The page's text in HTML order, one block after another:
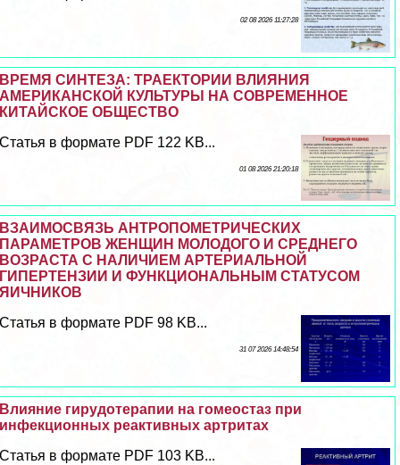
02 08 2026 11:27:28
ВРЕМЯ СИНТЕЗА: ТРАЕКТОРИИ ВЛИЯНИЯ
АМЕРИКАНСКОЙ КУЛЬТУРЫ НА СОВРЕМЕННОЕ
КИТАЙСКОЕ ОБЩЕСТВО
Статья в формате PDF 122 KB...
01 08 2026 21:20:18
ВЗАИМОСВЯЗЬ АНТРОПОМЕТРИЧЕСКИХ
ПАРАМЕТРОВ ЖЕНЩИН МОЛОДОГО И СРЕДНЕГО
ВОЗРАСТА С НАЛИЧИЕМ АРТЕРИАЛЬНОЙ
ГИПЕРТЕНЗИИ И ФУНКЦИОНАЛЬНЫМ СТАТУСОМ
ЯИЧНИКОВ
Статья в формате PDF 98 KB...
31 07 2026 14:48:54
Влияние гирудотерапии на гомеостаз при
инфекционных реактивных артритах
Статья в формате PDF 103 KB...